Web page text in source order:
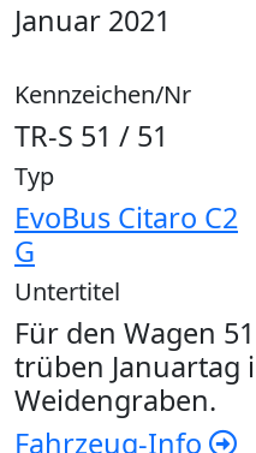
Januar 2021
Kennzeichen/Nr
TR-S 51 / 51
Typ
EvoBus Citaro C2
G
Untertitel
Für den Wagen
trüben Januartag
Weidengraben.
Fahrzeug-Info